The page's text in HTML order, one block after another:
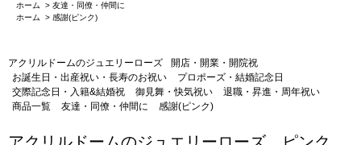
ホーム
> 友達・同僚・仲間に
ホーム
> 感謝(ピンク)
アクリルドームのジュエリーローズ
開店・開業・開院祝
お誕生日・出産祝い・長寿のお祝い
プロポーズ・結婚記念日
交際記念日・入籍&結婚祝
御見舞・快気祝い
退職・昇進・周年祝い
商品一覧
友達・同僚・仲間に 感謝(ピンク)